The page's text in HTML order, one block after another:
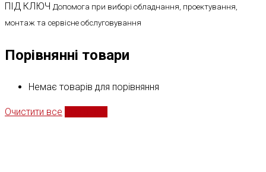
ПІД КЛЮЧ Допомога при виборі обладнання, проектування,
монтаж та сервісне обслуговування
Порівнянні товари
Немає товарів для порівняння
Очистити все